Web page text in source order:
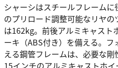
シャーシはスチールフレーム
のプリロード調整可能なリヤ
は162kg。前後アルミキャスト
ーキ（ABS付き）を備える。
える鋼管フレームは、必要な剛
15インチのアルミキャストホ